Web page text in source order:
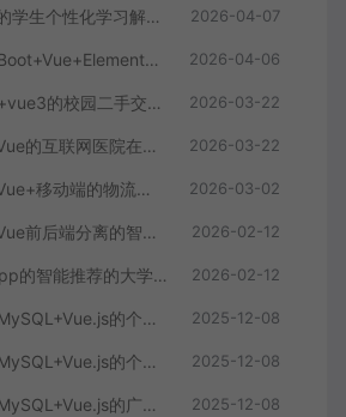
DeepSeek+Vue3的学生个性化学习解答AI系统 2026-04-07
基于SSM+SpringBoot+Vue+ElementPlus的聊天im系统 2026-04-06
基于Springboot3+vue3的校园二手交易平台 2026-03-22
基于Springboot+Vue的互联网医院在线问诊系统 2026-03-22
基于SpringBoot+Vue+移动端的物流快递系统 2026-03-02
基于SpringBoot+Vue前后端分离的智能知识库问答系统 2026-02-12
SpringBoot+Uniapp的智能推荐的大学生社交平台 2026-02-12
基于SpringBoot+MySQL+Vue.js的个人健康管理系统(附论文) 2025-12-08
基于SpringBoot+MySQL+Vue.js的个性化推荐电商系统(附论文) 2025-12-08
基于SpringBoot+MySQL+Vue.js的广西文化传承小程序(附论文) 2025-12-08